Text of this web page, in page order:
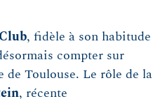
, fidèle à son habitude
compter sur
de Toulouse. Le rôle de la
, récente